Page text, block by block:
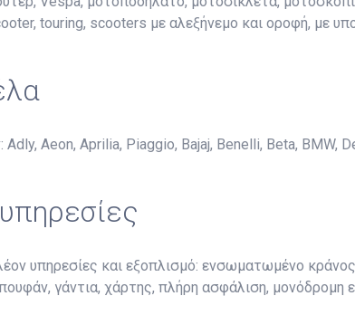
touring, scooters με αλεξήνεμο και οροφή, με
Aeon, Aprilia, Piaggio, Bajaj, Benelli, Beta, BMW,
υπηρεσίες και εξοπλισμό: ενσωματωμένο
γάντια, χάρτης, πλήρη ασφάλιση, μονόδρομη